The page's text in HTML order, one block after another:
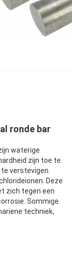
ronde bar
waterige
zijn toe te
verstevigen.
Deze
zich tegen een
Sommige
techniek,